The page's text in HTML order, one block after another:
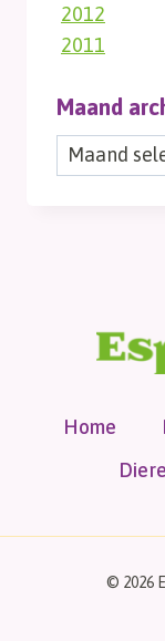
2012
2011
Maand
Maand
archief
Home
© 2026